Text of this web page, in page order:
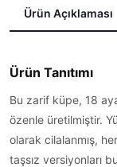
Ürün Açıklaması
Ürün Tanıtımı
Bu zarif küpe, 18
özenle üretilmiştir.
olarak cilalanmış,
taşsız versiyonları